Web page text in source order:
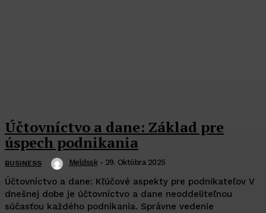
Účtovníctvo a dane: Základ pre
úspech podnikania
BUSINESS Meldssk - 29. Októbra 2025
Účtovníctvo a dane: Kľúčové aspekty pre podnikateľov V
dnešnej dobe je účtovníctvo a dane neoddeliteľnou
súčasťou každého podnikania. Správne vedenie